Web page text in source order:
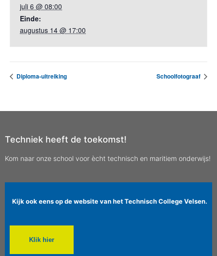
juli 6 @ 08:00
Einde:
augustus 14 @ 17:00
Diploma-uitreiking Schoolfotograaf
Techniek heeft de toekomst!
Kom naar onze school voor ècht technisch en maritiem onderwijs!
Kijk ook eens op de website van het Technisch College Velsen.
Klik hier